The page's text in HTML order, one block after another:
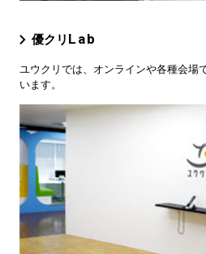
優クリ Lab
ユウクリでは、オンラインや各種会場
います。